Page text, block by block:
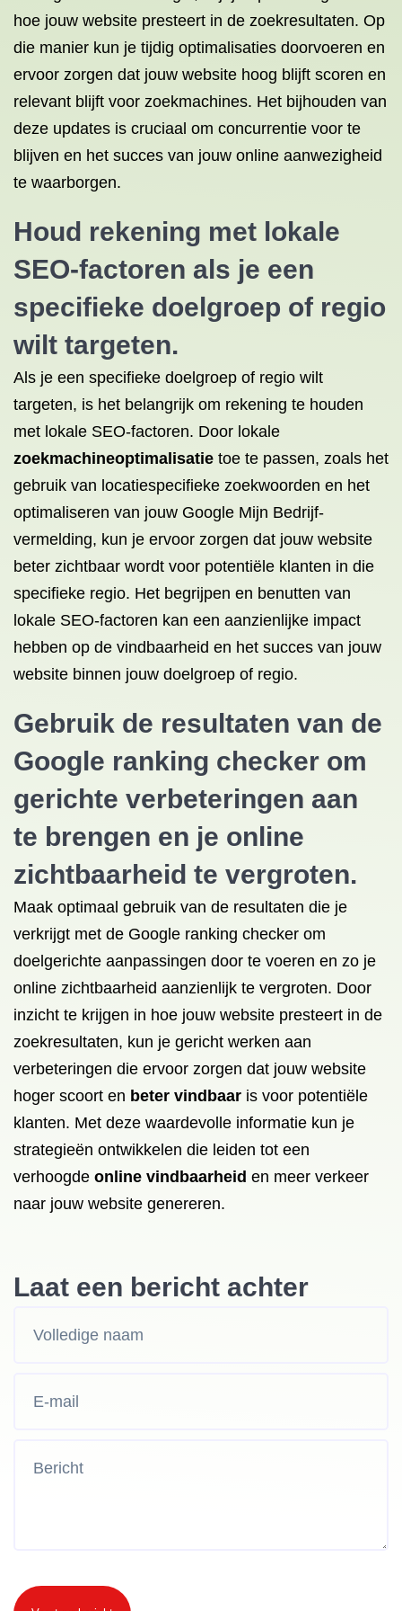
hoe jouw website presteert in de zoekresultaten. Op
die manier kun je tijdig optimalisaties doorvoeren en
ervoor zorgen dat jouw website hoog blijft scoren en
relevant blijft voor zoekmachines. Het bijhouden van
deze updates is cruciaal om concurrentie voor te
blijven en het succes van jouw online aanwezigheid
te waarborgen.
Houd rekening met lokale
SEO-factoren als je een
specifieke doelgroep of regio
wilt targeten.
Als je een specifieke doelgroep of regio wilt
targeten, is het belangrijk om rekening te houden
met lokale SEO-factoren. Door lokale
zoekmachineoptimalisatie toe te passen, zoals het
gebruik van locatiespecifieke zoekwoorden en het
optimaliseren van jouw Google Mijn Bedrijf-
vermelding, kun je ervoor zorgen dat jouw website
beter zichtbaar wordt voor potentiële klanten in die
specifieke regio. Het begrijpen en benutten van
lokale SEO-factoren kan een aanzienlijke impact
hebben op de vindbaarheid en het succes van jouw
website binnen jouw doelgroep of regio.
Gebruik de resultaten van de
Google ranking checker om
gerichte verbeteringen aan
te brengen en je online
zichtbaarheid te vergroten.
Maak optimaal gebruik van de resultaten die je
verkrijgt met de Google ranking checker om
doelgerichte aanpassingen door te voeren en zo je
online zichtbaarheid aanzienlijk te vergroten. Door
inzicht te krijgen in hoe jouw website presteert in de
zoekresultaten, kun je gericht werken aan
verbeteringen die ervoor zorgen dat jouw website
hoger scoort en beter vindbaar is voor potentiële
klanten. Met deze waardevolle informatie kun je
strategieën ontwikkelen die leiden tot een
verhoogde online vindbaarheid en meer verkeer
naar jouw website genereren.
Laat een bericht achter